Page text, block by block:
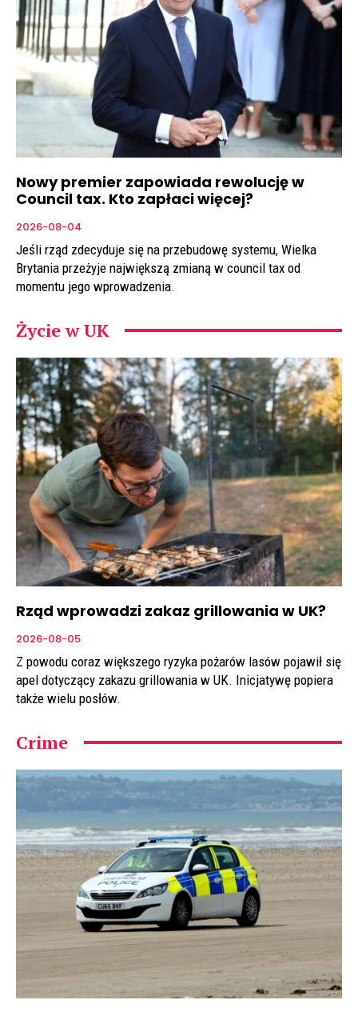
Nowy premier zapowiada rewolucję w
Council tax. Kto zapłaci więcej?
2026-08-04
Jeśli rząd zdecyduje się na przebudowę systemu, Wielka
Brytania przeżyje największą zmianą w council tax od
momentu jego wprowadzenia.
Życie w UK
Rząd wprowadzi zakaz grillowania w UK?
2026-08-05
Z powodu coraz większego ryzyka pożarów lasów pojawił się
apel dotyczący zakazu grillowania w UK. Inicjatywę popiera
także wielu posłów.
Crime